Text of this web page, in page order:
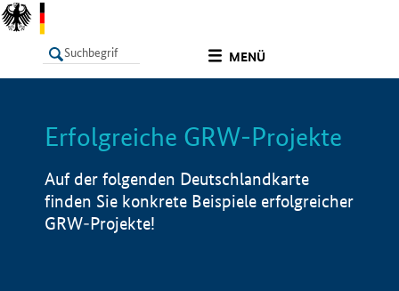
MENÜ
LISTE Info
Erfolgreiche GRW-Projekte
Auf der folgenden Deutschlandkarte
finden Sie konkrete Beispiele erfolgreicher
GRW-Projekte!